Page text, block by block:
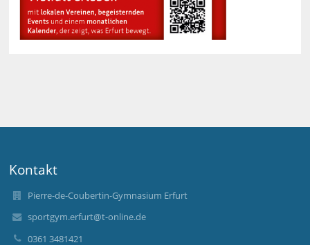
Kontakt
Pierre-de-Coubertin-Gymnasium Erfurt
sportgym.erfurt@t-online.de
0361 3481421